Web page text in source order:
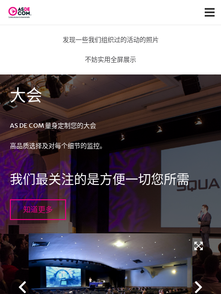
发现一些我们组织过的活动的照片
不妨实用全屏展示
大会
AS DE COM 量身定制您的大会
高品质选择及对每个细节的监控。
我们最关注的是方便一切您所需
知道更多